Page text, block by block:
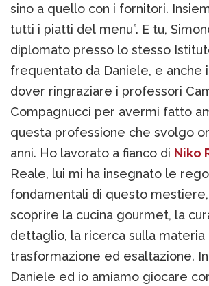
sino a quello con i fornitori.
tutti i piatti del menu”. E tu,
diplomato presso lo stesso
frequentato da Daniele, e anche
dover ringraziare i professori
Compagnucci per avermi fatto
questa professione che svolgo
anni. Ho lavorato a fianco di Niko
Reale, lui mi ha insegnato le
fondamentali di questo
scoprire la cucina gourmet, la
dettaglio, la ricerca sulla materia
trasformazione ed esaltazione.
Daniele ed io amiamo giocare